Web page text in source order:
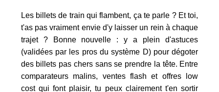
Les billets de train qui flambent, ça te parle ? Et toi,
t'as pas vraiment envie d'y laisser un rein à chaque
trajet ? Bonne nouvelle : y a plein d'astuces
(validées par les pros du système D) pour dégoter
des billets pas chers sans se prendre la tête. Entre
comparateurs malins, ventes flash et offres low
cost qui font plaisir, tu peux clairement t'en sortir